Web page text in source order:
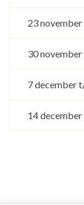
23
30
7 december
14